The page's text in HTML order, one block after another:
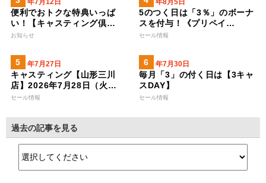
2023年7月12日
便利でおトクな特典いっぱ
い！【キャスティング倶…
お知らせ
2026年8月5日
5のつく日は「3％」のボーナ
スを付与！《プリペイ…
セール情報
2026年7月27日
キャスティング【山形三川
店】2026年7月28日（火…
セール情報
2026年7月30日
毎月「3」の付く日は【3キャ
スDAY】
セール情報
過去の記事を見る